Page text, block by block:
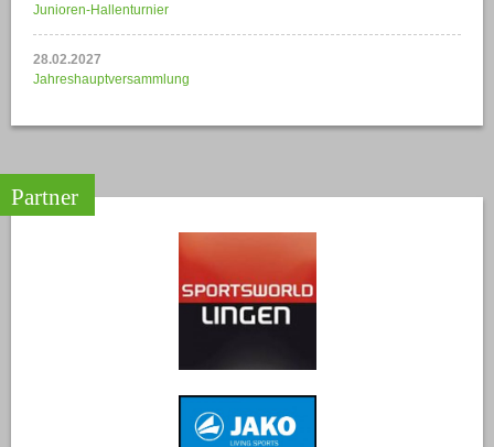
Junioren-Hallenturnier
28.02.2027
Jahreshauptversammlung
Partner